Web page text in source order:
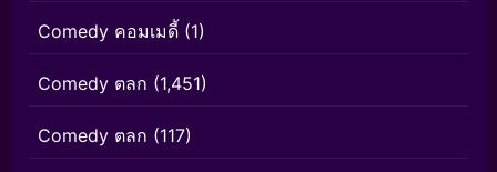
Comedy คอมเมดี้ (1)
Comedy ตลก (1,451)
Comedy ตลก (117)